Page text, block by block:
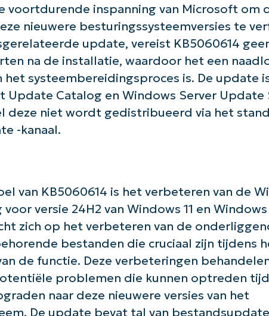
voortdurende inspanning van Microsoft om
nieuwere besturingssysteemversies te
update, vereist KB5060614
na de installatie, waardoor het een
het systeembereidingsproces is. De update
Update Catalog en Windows Server Update
deze niet wordt gedistribueerd via het
-kanaal.
van KB5060614 is het verbeteren van de
versie 24H2 van Windows 11 en
zich op het verbeteren van de
bestanden die cruciaal zijn tijdens
de functie. Deze verbeteringen
problemen die kunnen optreden
naar deze nieuwere versies van het
De update bevat tal van